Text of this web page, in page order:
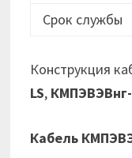
Срок службы
Конструкция
LS, КМПЭВЭВнг-
Кабель